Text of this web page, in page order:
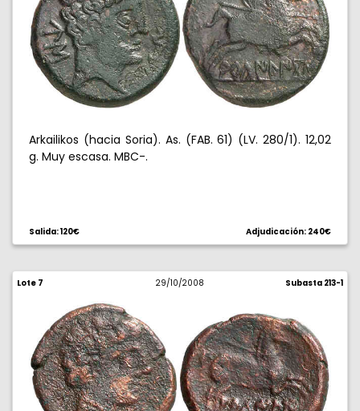
Arkailikos (hacia Soria). As. (FAB. 61) (LV. 280/1). 12,02
g. Muy escasa. MBC-.
Salida: 120€ Adjudicación: 240€
Lote 7 29/10/2008 Subasta 213-1